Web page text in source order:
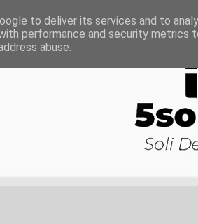
ZDROWA NAUKA
to deliver its services and to
performance and security metrics
abuse.